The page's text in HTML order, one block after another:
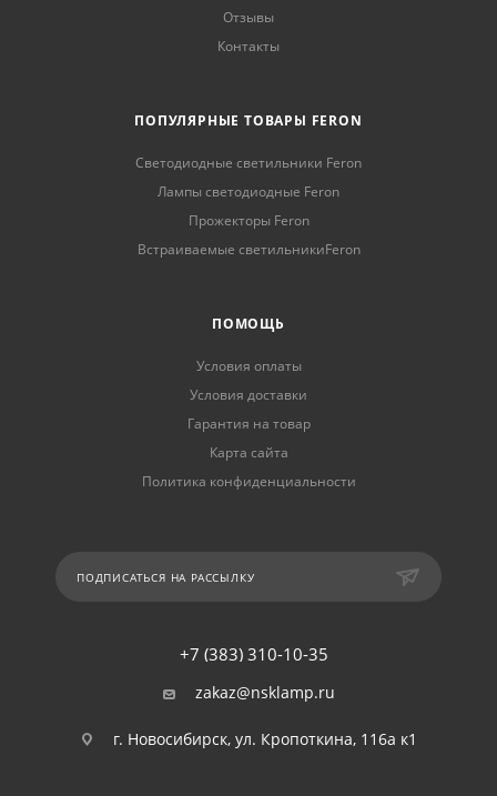
Отзывы
Контакты
ПОПУЛЯРНЫЕ ТОВАРЫ FERON
Светодиодные светильники Feron
Лампы светодиодные Feron
Прожекторы Feron
Встраиваемые светильникиFeron
ПОМОЩЬ
Условия оплаты
Условия доставки
Гарантия на товар
Карта сайта
Политика конфиденциальности
ПОДПИСАТЬСЯ НА РАССЫЛКУ
+7 (383) 310-10-35
zakaz@nsklamp.ru
г. Новосибирск, ул. Кропоткина, 116а к1